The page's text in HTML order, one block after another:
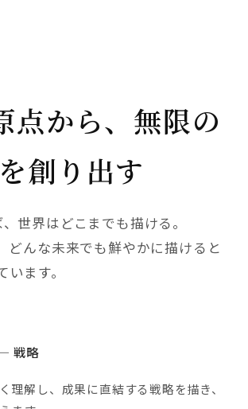
点から、無限の
創り出す
世界はどこまでも描ける。
どんな未来でも鮮やかに描けると
ます。
戦略
理解し、成果に直結する戦略を描き、